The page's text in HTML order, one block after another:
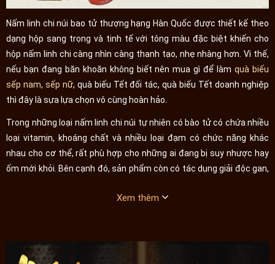
Nấm linh chi núi bao tử thượng hạng Hàn Quốc được thiết kế theo
dạng hộp sang trọng và tinh tế với tông màu đặc biệt khiến cho
hộp nấm linh chi càng nhìn càng thanh tạo, nhẹ nhàng hơn. Vì thế,
nếu bạn đang băn khoăn không biết nên mua gì để làm quà biếu
sếp nam, sếp nữ, quà biếu Tết đối tác, quà biếu Tết doanh nghiệp
thì đây là sựa lựa chọn vô cùng hoàn hảo.
Trong những loại nấm linh chi núi tự nhiên có bào tử có chứa nhiều
loại vitamin, khoáng chất và nhiều loại đạm có chức năng khác
nhau cho cơ thể, rất phù hợp cho những ai đang bị suy nhược hay
ốm mới khỏi. Bên cạnh đó, sản phẩm còn có tác dụng giải độc gan,
chỉ là nấm kém chất lượng mà còn có nguồn nhập khẩu không rõ
Xem thêm